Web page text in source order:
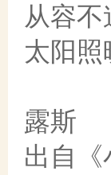
从容
太阳
露斯
出自《